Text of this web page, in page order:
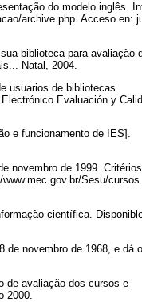
do modelo inglês.
archive.php. Acceso en:
biblioteca para avaliação
Natal, 2004.
usuarios de bibliotecas
Evaluación y
e funcionamento de IES].
novembro de 1999.
Sesu/cursos.
científica.
de novembro de 1968, e dá
de avaliação dos cursos e
2000.